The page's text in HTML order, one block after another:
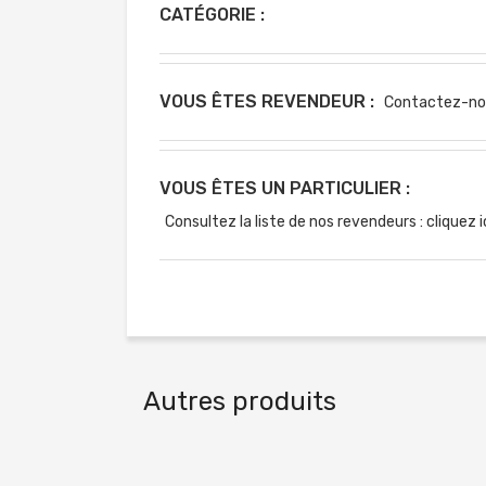
CATÉGORIE :
VOUS ÊTES REVENDEUR : Contactez-
VOUS ÊTES UN PARTICULIER :
Consultez la liste de nos revendeurs : cliquez
Autres produits